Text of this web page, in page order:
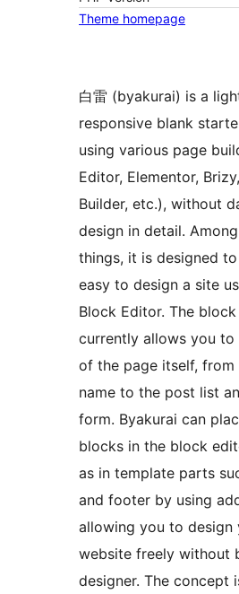
Theme homepage
白雷 (byakurai) is a
responsive blank
using various page
Editor, Elementor,
Builder, etc.), without
design in detail.
things, it is designed
easy to design a site
Block Editor. The
currently allows you
of the page itself, from
name to the post list
form. Byakurai can
blocks in the block
as in template parts
and footer by using
allowing you to design
website freely without
designer. The concept